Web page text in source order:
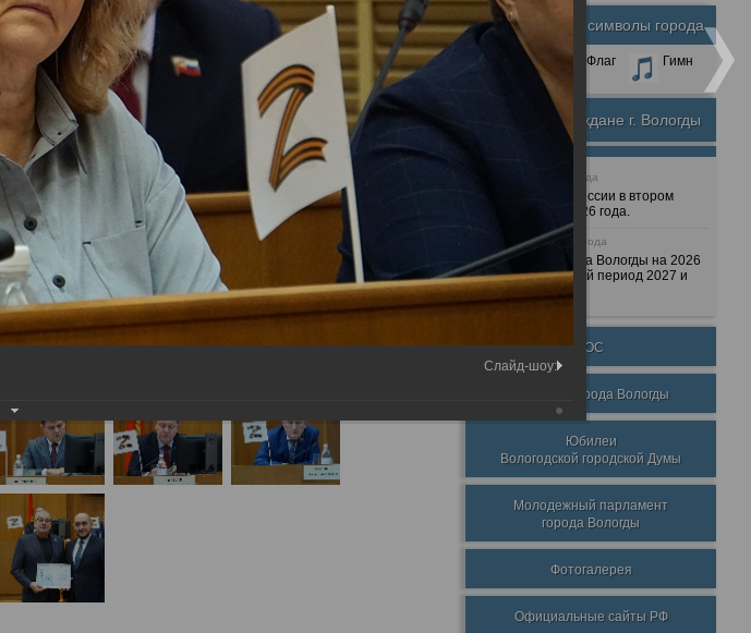
Размер шрифта:
А А А
Официальные символы города
Герб Флаг Гимн
Почетные граждане г. Вологды
25 июня 2026 года
Очередные сессии в втором
полугодии 2026 года.
7 декабря 2025 года
Бюджет города Вологды на 2026
год и плановый период 2027 и
2028 годов.
ТОС
Награды города Вологды
Юбилеи
Вологодской городской Думы
Молодежный парламент
города Вологды
Фотогалерея
Официальные сайты РФ
Слайд-шоу: